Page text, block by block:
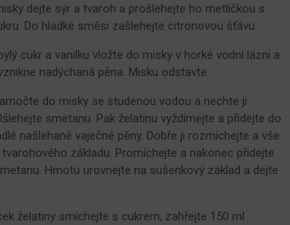
dejte sýr a tvaroh a prošlehejte ho metličkou s
Do hladké směsi zašlehejte citronovou šťávu.
cukr a vanilku vložte do misky v horké vodní lázni a
nadýchaná pěna. Misku odstavte.
do misky se studenou vodou a nechte ji
smetanu. Pak želatinu vyždímejte a přidejte do
našlehané vaječné pěny. Dobře ji rozmíchejte a vše
základu. Promíchejte a nakonec přidejte
Hmotu urovnejte na sušenkový základ a dejte
želatiny smíchejte s cukrem, zahřejte 150 ml